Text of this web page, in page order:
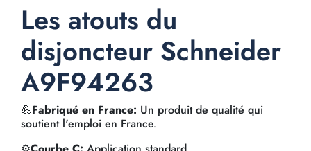
Les atouts du
disjoncteur Schneider
A9F94263
💪Fabriqué en France: Un produit de qualité qui
soutient l'emploi en France.